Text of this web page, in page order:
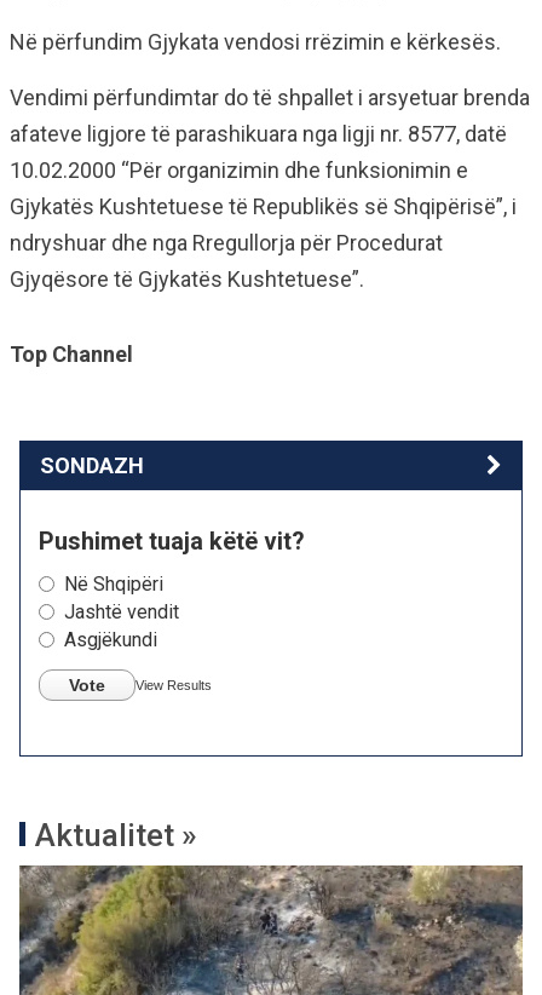
Në përfundim Gjykata vendosi rrëzimin e kërkesës.
Vendimi përfundimtar do të shpallet i arsyetuar brenda
afateve ligjore të parashikuara nga ligji nr. 8577, datë
10.02.2000 “Për organizimin dhe funksionimin e
Gjykatës Kushtetuese të Republikës së Shqipërisë”, i
ndryshuar dhe nga Rregullorja për Procedurat
Gjyqësore të Gjykatës Kushtetuese”.
Top Channel
SONDAZH
Pushimet tuaja këtë vit?
Në Shqipëri
Jashtë vendit
Asgjëkundi
Vote View Results
Aktualitet »